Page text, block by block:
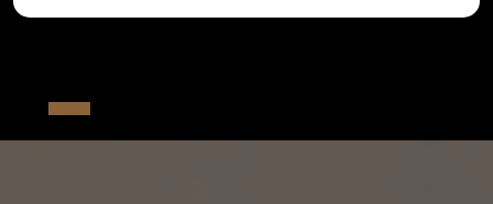
Skip
Open
Button